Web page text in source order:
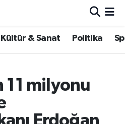
Kültür & Sanat Politika
11 milyonu
ve Fikstür